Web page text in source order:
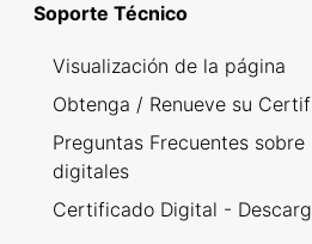
Soporte Técnico
Visualización de la página
Obtenga / Renueve su
Preguntas Frecuentes
digitales
Certificado Digital -